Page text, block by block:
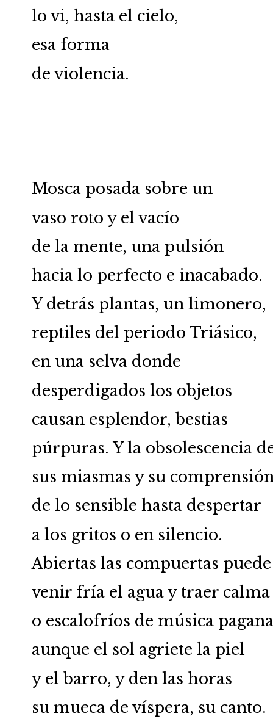
lo vi, hasta el cielo,
esa forma
de violencia.
Mosca posada sobre un
vaso roto y el vacío
de la mente, una pulsión
hacia lo perfecto e inacabado.
Y detrás plantas, un limonero,
reptiles del periodo Triásico,
en una selva donde
desperdigados los objetos
causan esplendor, bestias
púrpuras. Y la obsolescencia
sus miasmas y su
de lo sensible hasta despertar
a los gritos o en silencio.
Abiertas las compuertas
venir fría el agua y traer
o escalofríos de música
aunque el sol agriete la piel
y el barro, y den las horas
su mueca de víspera, su canto.